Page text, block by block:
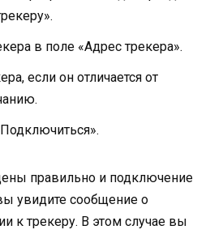
в поле «Адрес трекера».
если он отличается от
правильно и подключение
увидите сообщение о
к трекеру. В этом случае вы